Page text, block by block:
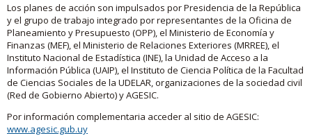
Los planes de acción son impulsados por Presidencia de la República
y el grupo de trabajo integrado por representantes de la Oficina de
Planeamiento y Presupuesto (OPP), el Ministerio de Economía y
Finanzas (MEF), el Ministerio de Relaciones Exteriores (MRREE), el
Instituto Nacional de Estadística (INE), la Unidad de Acceso a la
Información Pública (UAIP), el Instituto de Ciencia Política de la Facultad
de Ciencias Sociales de la UDELAR, organizaciones de la sociedad civil
(Red de Gobierno Abierto) y AGESIC.
Por información complementaria acceder al sitio de AGESIC:
www.agesic.gub.uy